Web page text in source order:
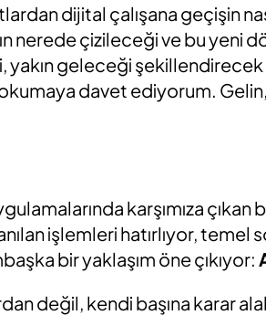
dijital çalışana geçişin
nerede çizileceği ve bu yeni
yakın geleceği
okumaya davet ediyorum.
karşımıza çıkan
işlemleri hatırlıyor, temel
bir yaklaşım öne çıkıyor:
değil, kendi başına karar